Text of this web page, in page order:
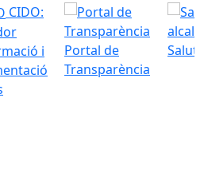
CIDO:
i
Portal de
Transparència